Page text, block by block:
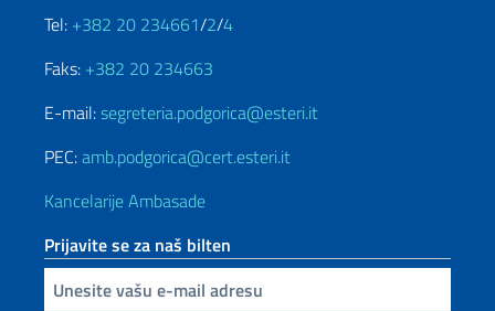
Tel: +382 20 234661/2/4
Faks: +382 20 234663
E-mail:segreteria.podgorica@esteri.it
PEC:amb.podgorica@cert.esteri.it
Kancelarije Ambasade
Prijavite se za naš bilten
Unesite vašu e-mail adresu